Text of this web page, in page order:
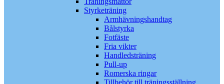
Styrketräning
Armhävningshandtag
Bålstyrka
Fotfäste
Fria vikter
Handledsträning
Pull-up
Romerska ringar
Tillbehör till träningsställning